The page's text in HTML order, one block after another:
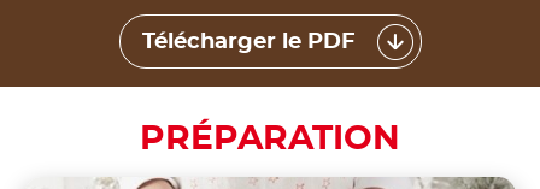
Télécharger le PDF
PRÉPARATION